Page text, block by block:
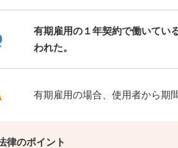
有期雇用の１年契約で働いてい
われた。
有期雇用の場合、使用者から期
律のポイント